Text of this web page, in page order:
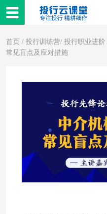
首页 / 投行训练营/ 投行职业进阶
常见盲点及应对措施